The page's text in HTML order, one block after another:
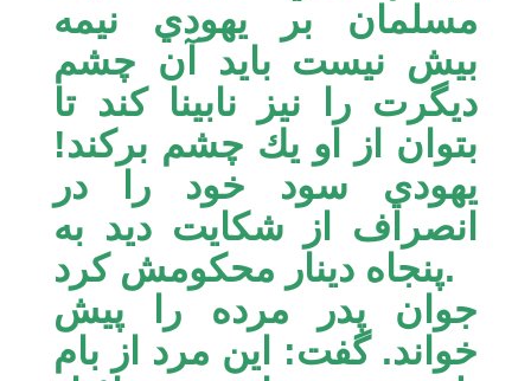
مسلمان بر يهودي نيمه
بيش نيست بايد آن چشم
ديگرت را نيز نابينا كند تا
بتوان از او يك چشم بركند!
يهودي سود خود را در
انصراف از شكايت ديد به
پنجاه دينار محكومش كرد.
جوان پدر مرده را پيش
خواند. گفت: اين مرد از بام